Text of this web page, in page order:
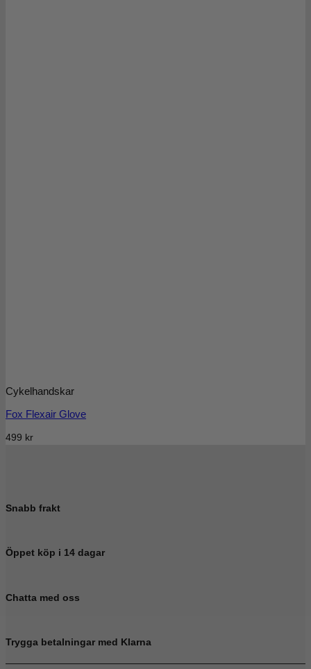
Cykelhandskar
Fox Flexair Glove
499 kr
Snabb frakt
Öppet köp i 14 dagar
Chatta med oss
Trygga betalningar med Klarna